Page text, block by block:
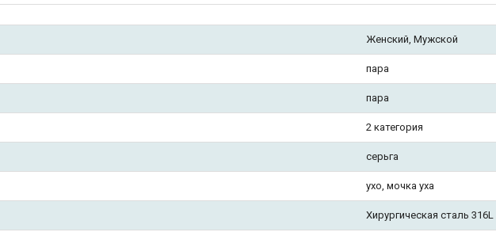
Женский, Мужской
пара
пара
2 категория
серьга
ухо, мочка уха
Хирургическая сталь 316L